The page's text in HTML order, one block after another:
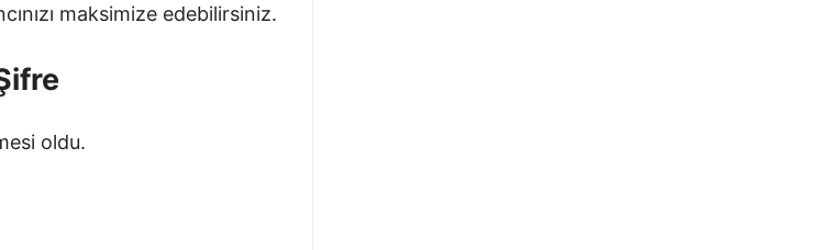
maksimize edebilirsiniz.
oldu.